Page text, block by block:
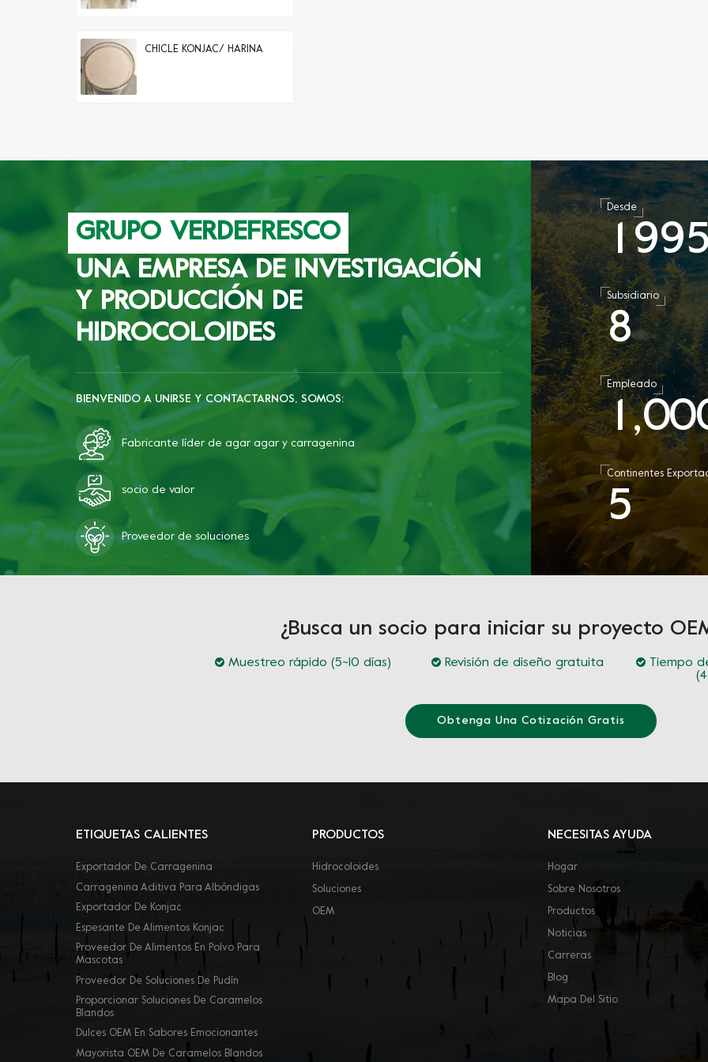
CHICLE KONJAC/ HARINA
GRUPO VERDEFRESCO
UNA EMPRESA DE INVESTIGACIÓN
Y PRODUCCIÓN DE
HIDROCOLOIDES
BIENVENIDO A UNIRSE Y CONTACTARNOS, SOMOS:
Fabricante líder de agar agar y carragenina
socio de valor
Proveedor de soluciones
Desde
1 99
Subsidiario
8
Empleado
1,00
Continentes
5
¿Busca un socio para iniciar su proyecto
Muestreo rápido (5~10 días) Revisión de diseño gratuita
Tiempo
Obtenga Una Cotización Gratis
ETIQUETAS CALIENTES
Exportador De Carragenina
Carragenina Aditiva Para Albóndigas
Exportador De Konjac
Espesante De Alimentos Konjac
Proveedor De Alimentos En Polvo Para
Mascotas
Proveedor De Soluciones De Pudín
Proporcionar Soluciones De Caramelos
Blandos
Dulces OEM En Sabores Emocionantes
Mayorista OEM De Caramelos Blandos
PRODUCTOS
Hidrocoloides
Soluciones
OEM
NECESITAS AYUDA
Hogar
Sobre Nosotros
Productos
Noticias
Carreras
Blog
Mapa Del Sitio